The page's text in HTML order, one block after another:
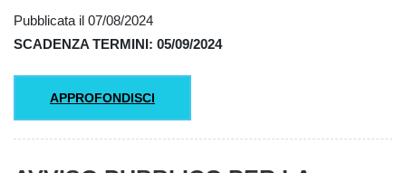
Pubblicata il 07/08/2024
SCADENZA TERMINI: 05/09/2024
APPROFONDISCI